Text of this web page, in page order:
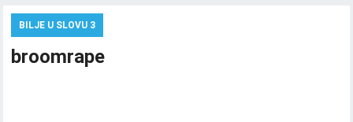
BILJE U SLOVU 3
broomrape